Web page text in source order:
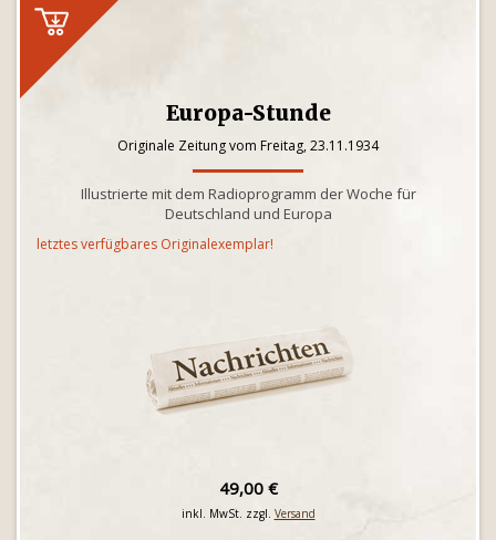
Europa-Stunde
Originale Zeitung vom Freitag, 23.11.1934
Illustrierte mit dem Radioprogramm der Woche für
Deutschland und Europa
letztes verfügbares Originalexemplar!
49,00 €
inkl. MwSt. zzgl. Versand